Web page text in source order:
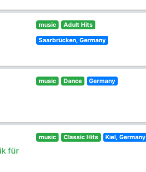
music Adult Hits
Saarbrücken, Germany
music Dance Germany
für
music Classic Hits Kiel, Germany